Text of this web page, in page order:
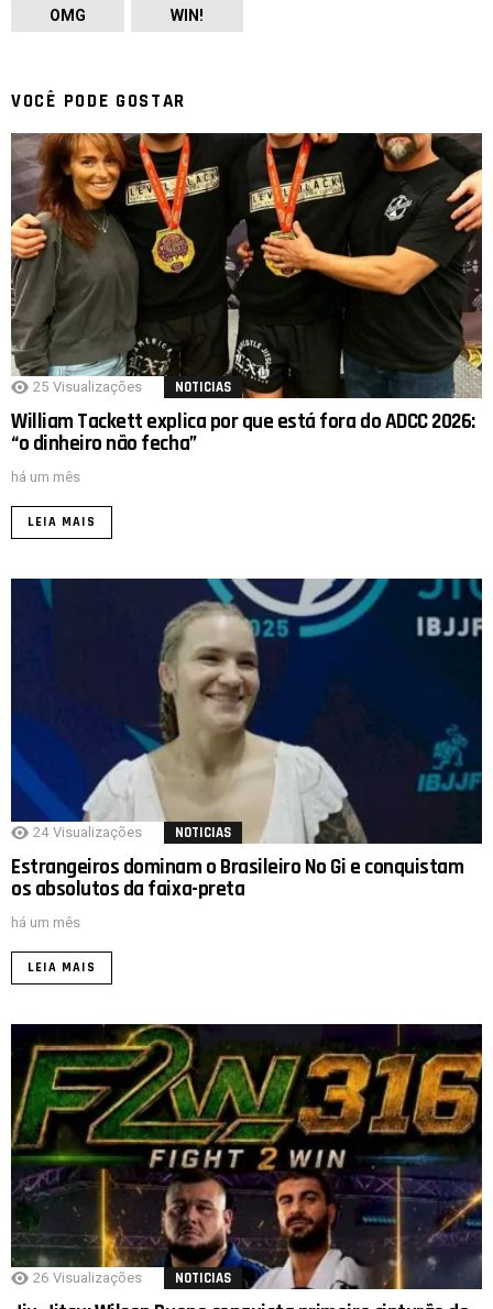
OMG WIN!
VOCÊ PODE GOSTAR
25 Visualizações NOTICIAS
William Tackett explica por que está fora do ADCC 2026:
“o dinheiro não fecha”
há um mês
LEIA MAIS
24 Visualizações NOTICIAS
Estrangeiros dominam o Brasileiro No Gi e conquistam
os absolutos da faixa-preta
há um mês
LEIA MAIS
26 Visualizações NOTICIAS